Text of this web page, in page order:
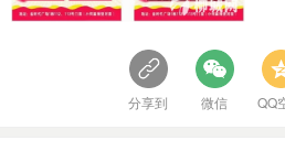
分享到 微信 QQ